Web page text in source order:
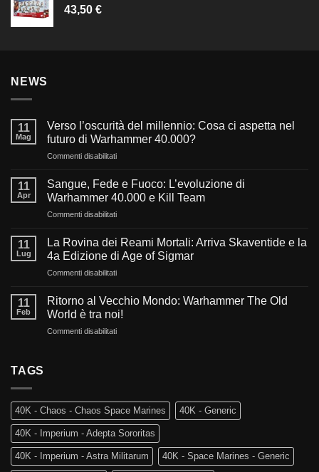
43,50 €
NEWS
11
Mag
Verso l’oscurità del millennio: Cosa ci aspetta nel
futuro di Warhammer 40.000?
Commenti disabilitatisu
l’oscurità
del
millennio:
Cosa
aspetta
nel
futuro
di
40.000?
11
Apr
Sangue, Fede e Fuoco: L’evoluzione di
Warhammer 40.000 e Kill Team
Commenti disabilitatisu
Fede
e
Fuoco:
L’evoluzione
Warhammer
40.000
Kill
11
Lug
La Rovina dei Reami Mortali: Arriva Skaventide e la
4a Edizione di Age of Sigmar
Commenti disabilitatisu
Rovina
dei
Reami
Mortali:
Edizione
Age
of
Sigmar
11
Feb
Ritorno al Vecchio Mondo: Warhammer The Old
World è tra noi!
Commenti disabilitatisu
The
Old
World
è
tra
noi!
TAGS
40K - Chaos - Chaos Space Marines 40K - Generic
40K - Imperium - Adepta Sororitas
40K - Imperium - Astra Militarum 40K - Space Marines - Generic